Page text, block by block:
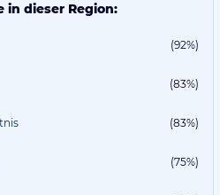
in dieser Region:
(92%)
(83%)
(83%)
(75%)